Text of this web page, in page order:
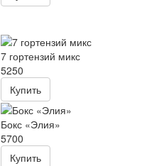
7 гортензий микс
5250
Купить
Бокс «Элия»
5700
Купить